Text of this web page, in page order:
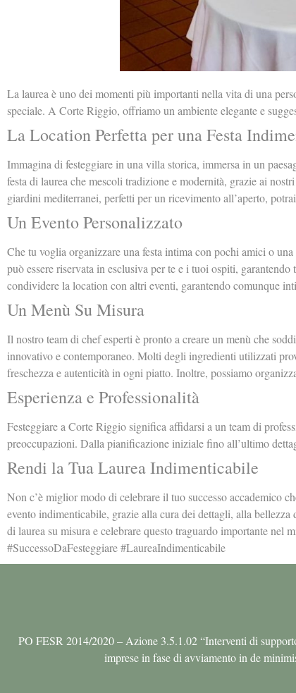
La laurea è uno dei momenti più importanti nella vita di una
speciale. A Corte Riggio, offriamo un ambiente elegante e
La Location Perfetta per una Festa
Immagina di festeggiare in una villa storica, immersa in un
festa di laurea che mescoli tradizione e modernità, grazie ai
giardini mediterranei, perfetti per un ricevimento all’aperto,
Un Evento Personalizzato
Che tu voglia organizzare una festa intima con pochi amici o
può essere riservata in esclusiva per te e i tuoi ospiti,
condividere la location con altri eventi, garantendo comunque
Un Menù Su Misura
Il nostro team di chef esperti è pronto a creare un menù che
innovativo e contemporaneo. Molti degli ingredienti utilizzati
freschezza e autenticità in ogni piatto. Inoltre, possiamo
Esperienza e Professionalità
Festeggiare a Corte Riggio significa affidarsi a un team di
preoccupazioni. Dalla pianificazione iniziale fino all’ultimo
Rendi la Tua Laurea Indimenticabile
Non c’è miglior modo di celebrare il tuo successo accademico
evento indimenticabile, grazie alla cura dei dettagli, alla
di laurea su misura e celebrare questo traguardo importante
#SuccessoDaFesteggiare #LaureaIndimenticabile
PO FESR 2014/2020 – Azione 3.5.1.02 “Interventi di
imprese in fase di avviamento in de